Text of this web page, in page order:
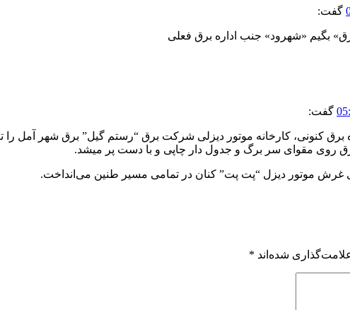
گفت:
بگیم «شهرود» جنب اداره برق فعلی
گفت:
کنونی، کارخانه موتور دیزلی شرکت برق “رستم گیل” برق شهر آمل را
روی مقوای سر برگ و جدول دار چاپی‌ و با دست پر میشد.
غرش موتور دیزل “پت پت” کنان در تمامی مسیر طنین می‌انداخت.
شده‌اند *